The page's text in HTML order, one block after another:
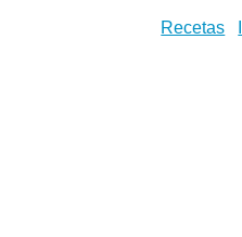
Recetas